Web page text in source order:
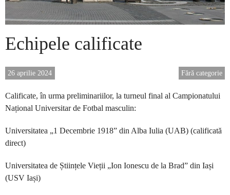
Echipele calificate
Fără categorie
26 aprilie 2024
Calificate, în urma preliminariilor, la turneul final al Campionatului
Național Universitar de Fotbal masculin:
Universitatea „1 Decembrie 1918” din Alba Iulia (UAB) (calificată
direct)
Universitatea de Științele Vieții „Ion Ionescu de la Brad” din Iași
(USV Iași)